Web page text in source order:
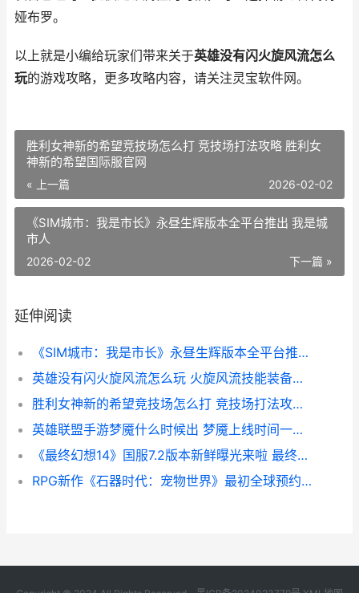
娅布罗。
以上就是小编给玩家们带来关于英雄没有闪火旋风流怎么
玩的游戏攻略，更多攻略内容，请关注灵宝软件网。
胜利女神新的希望竞技场怎么打 竞技场打法攻略 胜利女
神新的希望国际服官网
« 上一篇 2026-02-02
《SIM城市：我是市长》永昼生辉版本全平台推出 我是城
市人
下一篇 »
2026-02-02
延伸阅读
《SIM城市：我是市长》永昼生辉版本全平台推出 我是城市人
英雄没有闪火旋风流怎么玩 火旋风流技能装备搭配推荐 英雄没有闪火旋风巅峰加点
胜利女神新的希望竞技场怎么打 竞技场打法攻略 胜利女神新的希望国际服官网
英雄联盟手游梦魇什么时候出 梦魇上线时间一览 lol手游 梦魇
《最终幻想14》国服7.2版本新鲜曝光来啦 最终幻想14下载手机版
RPG新作《石器时代：宠物世界》最初全球预约 首部视频放出 石器时代正式版手游官网